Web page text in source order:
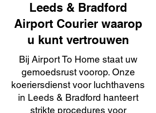
Leeds & Bradford
Airport Courier waarop
u kunt vertrouwen
Bij Airport To Home staat uw
gemoedsrust voorop. Onze
koeriersdienst voor luchthavens
in Leeds & Bradford hanteert
strikte procedures voor